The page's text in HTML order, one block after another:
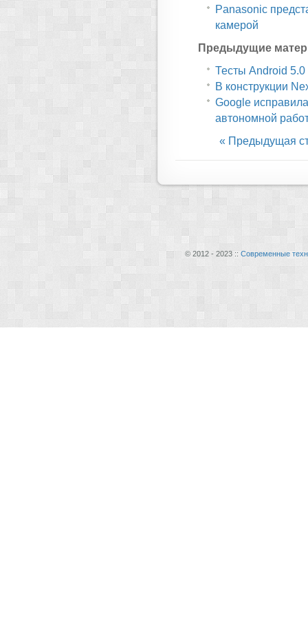
Panasonic
камерой
Предыдущие
Тесты Android
В конструкции
Google
автономной
« Предыдущая
© 2012 - 2023 :: Современные